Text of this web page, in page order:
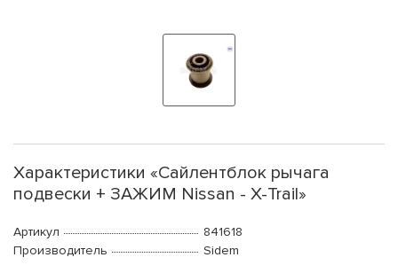
Характеристики «Сайлентблок рычага
подвески + ЗАЖИМ Nissan - X-Trail»
Артикул
841618
Производитель
Sidem